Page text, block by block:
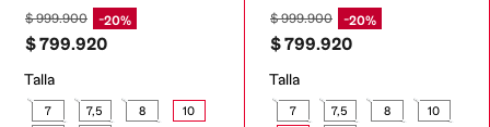
$999.900 20%
$799.920
Talla
7 7,5 8
10
$999.900 20%
$799.920
Talla
7 7,5 8
10